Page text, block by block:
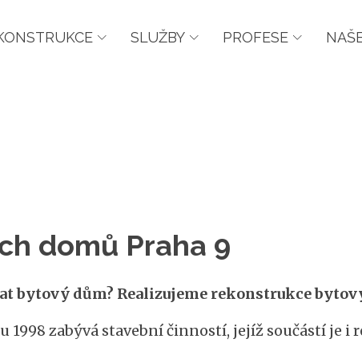
SLUŽBY PROFESE
domů Praha 9
bytový dům? Realizujeme rekonstrukce
1998 zabývá stavební činností, jejíž součástí je